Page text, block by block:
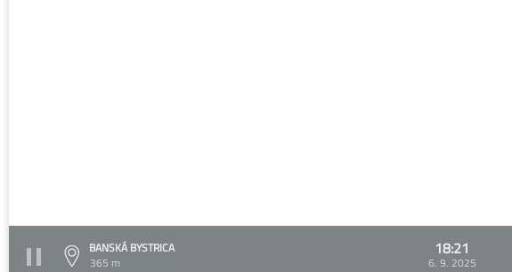
BANSKÁ BYSTRICA
365 m
18:21
6. 9. 2025